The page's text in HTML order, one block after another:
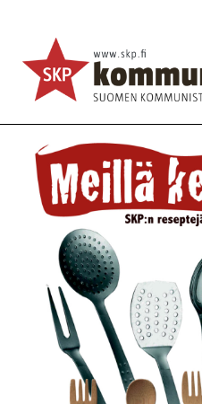
SKP:n perusturva on paras
Blogi
1.4.2011 - 17:58